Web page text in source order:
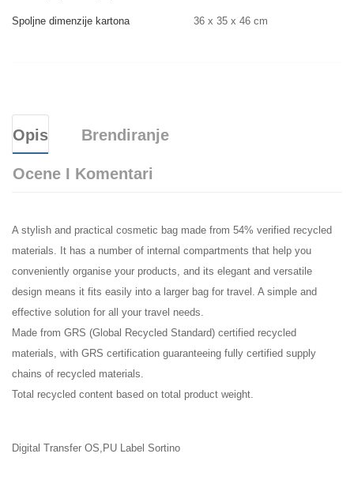
Spoljne dimenzije kartona 36 x 35 x 46 cm
Opis Brendiranje
Ocene I Komentari
A stylish and practical cosmetic bag made from 54% verified recycled
materials. It has a number of internal compartments that help you
conveniently organise your products, and its elegant and versatile
design means it fits easily into a larger bag for travel. A simple and
effective solution for all your travel needs.
Made from GRS (Global Recycled Standard) certified recycled
materials, with GRS certification guaranteeing fully certified supply
chains of recycled materials.
Total recycled content based on total product weight.
Digital Transfer OS,PU Label Sortino